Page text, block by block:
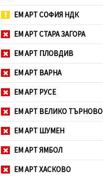
ЕМ АРТ СОФИЯ НДК
ЕМ АРТ СТАРА ЗАГОРА
ЕМ АРТ ПЛОВДИВ
ЕМ АРТ ВАРНА
ЕМ АРТ РУСЕ
ЕМ АРТ ВЕЛИКО ТЪРНОВО
ЕМ АРТ ШУМЕН
ЕМ АРТ ЯМБОЛ
ЕМ АРТ ХАСКОВО